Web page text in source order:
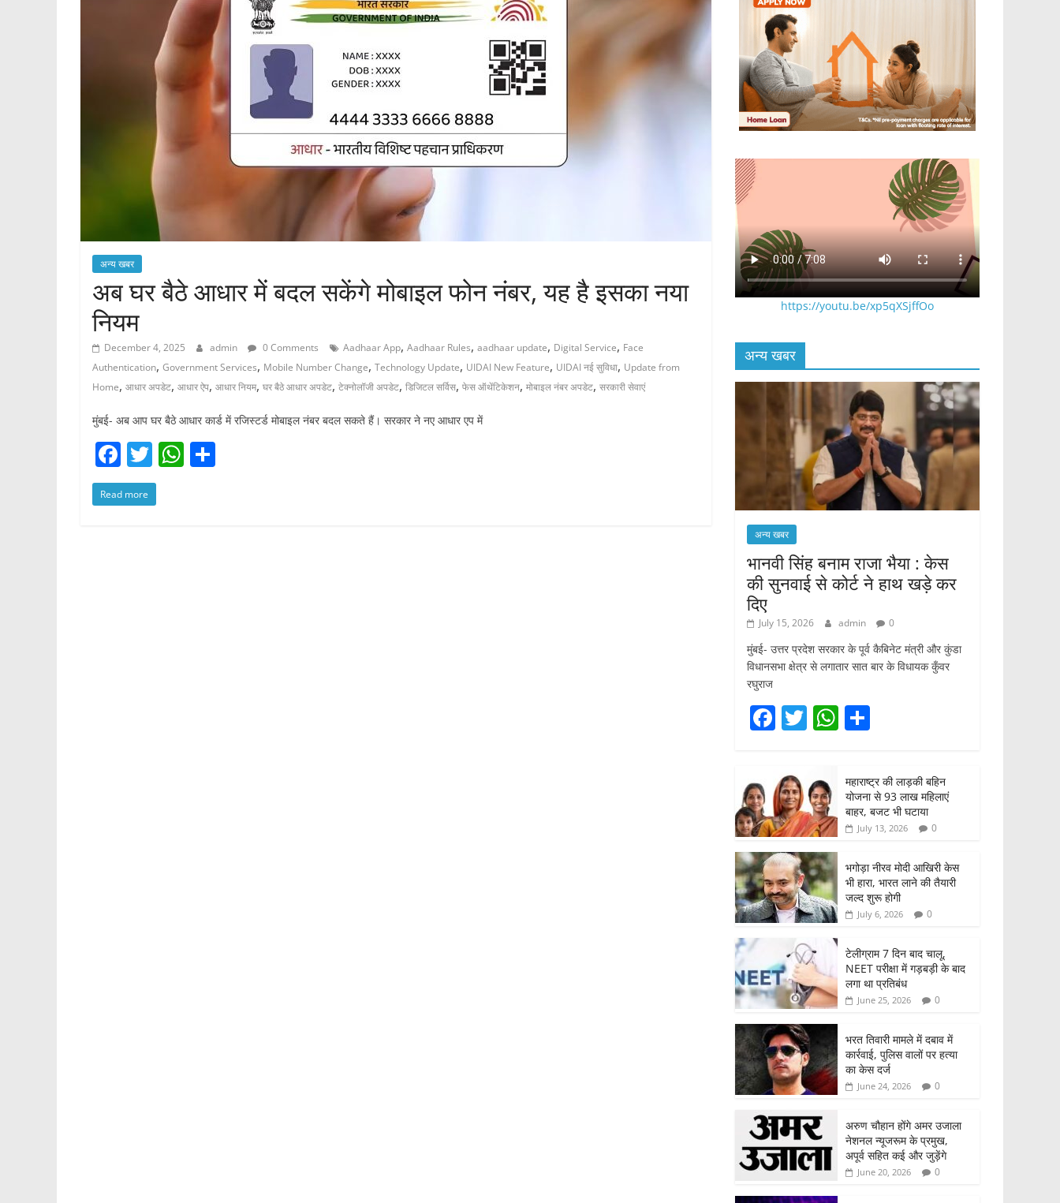
अन्य खबर
अब घर बैठे आधार में बदल सकेंगे मोबाइल फोन नंबर, यह है इसका नया
नियम
December 4, 2025 admin 0 Comments Aadhaar App, Aadhaar Rules, aadhaar update, Digital Service, Face
Authentication, Government Services, Mobile Number Change, Technology Update, UIDAI New Feature, UIDAI नई सुविधा, Update from
Home, आधार अपडेट, आधार ऐप, आधार नियम, घर बैठे आधार अपडेट, टेक्नोलॉजी अपडेट, डिजिटल सर्विस, फेस ऑथेंटिकेशन, मोबाइल नंबर अपडेट, सरकारी सेवाएं
मुंबई- अब आप घर बैठे आधार कार्ड में रजिस्टर्ड मोबाइल नंबर बदल सकते हैं। सरकार ने नए आधार एप में
F
a
c
T
w
itt
W
Read more
https://youtu.be/xp5qXSjffOo
अन्य खबर
अन्य खबर
भानवी सिंह बनाम राजा भैया : केस
की सुनवाई से कोर्ट ने हाथ खड़े कर
दिए
July 15, 2026 admin 0
मुंबई- उत्तर प्रदेश सरकार के पूर्व कैबिनेट मंत्री और कुंडा
विधानसभा क्षेत्र से लगातार सात बार के विधायक कुँवर
रघुराज
F
c
e
b
o
o
k
T
er
W
s
A
p
p
ar
e
महाराष्ट्र की लाड़की बहिन
योजना से 93 लाख महिलाएं
बाहर, बजट भी घटाया
July 13, 2026 0
भगोड़ा नीरव मोदी आखिरी केस
भी हारा, भारत लाने की तैयारी
जल्द शुरू होगी
July 6, 2026 0
टेलीग्राम 7 दिन बाद चालू,
NEET परीक्षा में गड़बड़ी के बाद
लगा था प्रतिबंध
June 25, 2026 0
भरत तिवारी मामले में दबाव में
कार्रवाई, पुलिस वालों पर हत्या
का केस दर्ज
June 24, 2026 0
अरुण चौहान होंगे अमर उजाला
नेशनल न्यूजरूम के प्रमुख,
अपूर्व सहित कई और जुड़ेंगे
June 20, 2026 0